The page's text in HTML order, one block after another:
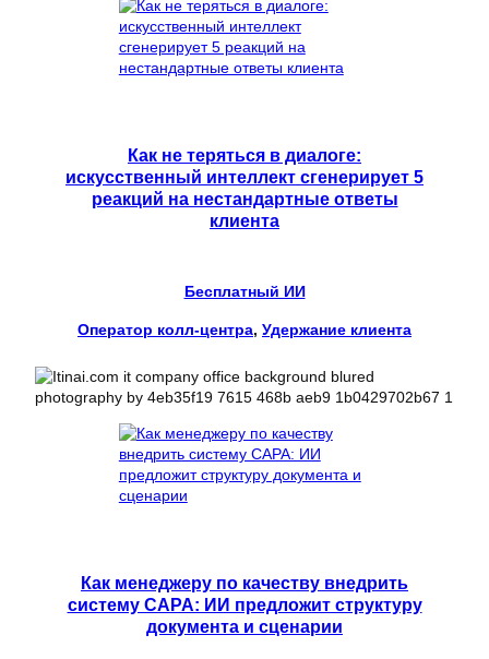
Как не теряться в диалоге:
искусственный интеллект сгенерирует 5
реакций на нестандартные ответы
клиента
Бесплатный ИИ
Оператор колл-центра, Удержание клиента
Как менеджеру по качеству внедрить
систему CAPA: ИИ предложит структуру
документа и сценарии